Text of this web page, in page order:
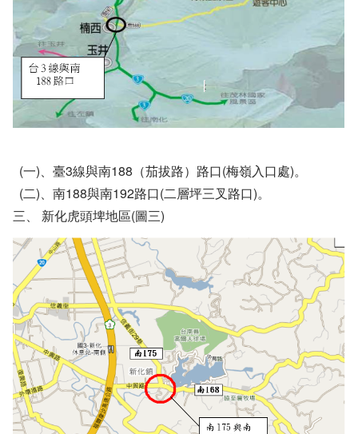
(一)、臺3線與南188（茄拔路）路口(梅嶺入口處)。
(二)、南188與南192路口(二層坪三叉路口)。
三、 新化虎頭埤地區(圖三)